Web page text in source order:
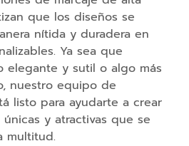
que los diseños se
nítida y duradera en
Ya sea que
elegante y sutil o algo más
nuestro equipo de
listo para ayudarte a crear
y atractivas que se
multitud.